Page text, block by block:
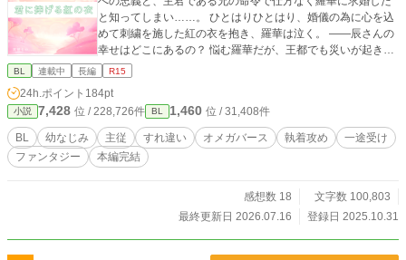
と知ってしまい……。 ひとはりひとはり、婚儀の為に心を込
めて刺繍を施した紅の衣を抱き、羅華は泣く。 ――辰さんの
幸せはどこにあるの？ 悩む羅華だが、王都でも災いが起き始
める。二人の恋の行方は――？ じれじれ主従ラブ♡中華風フ
BL 連載中 長編 R15
24h.ポイント 184pt
小説 7,428 位 / 228,726件 BL 1,460 位 / 31,408件
BL 幼なじみ 主従 すれ違い オメガバース 執着攻め
一途受け
ファンタジー
本編完結
感想数 18
文字数 100,803
最終更新日 2026.07.16
登録日 2025.10.31